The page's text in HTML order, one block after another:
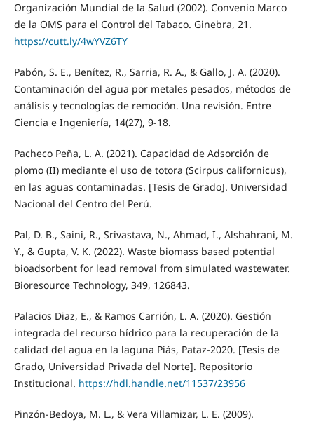
Organización Mundial de la Salud (2002). Convenio Marco
de la OMS para el Control del Tabaco. Ginebra, 21.
https://cutt.ly/4wYVZ6TY
Pabón, S. E., Benítez, R., Sarria, R. A., & Gallo, J. A. (2020).
Contaminación del agua por metales pesados, métodos de
análisis y tecnologías de remoción. Una revisión. Entre
Ciencia e Ingeniería, 14(27), 9-18.
Pacheco Peña, L. A. (2021). Capacidad de Adsorción de
plomo (II) mediante el uso de totora (Scirpus californicus),
en las aguas contaminadas. [Tesis de Grado]. Universidad
Nacional del Centro del Perú.
Pal, D. B., Saini, R., Srivastava, N., Ahmad, I., Alshahrani, M.
Y., & Gupta, V. K. (2022). Waste biomass based potential
bioadsorbent for lead removal from simulated wastewater.
Bioresource Technology, 349, 126843.
Palacios Diaz, E., & Ramos Carrión, L. A. (2020). Gestión
integrada del recurso hídrico para la recuperación de la
calidad del agua en la laguna Piás, Pataz-2020. [Tesis de
Grado, Universidad Privada del Norte]. Repositorio
Institucional. https://hdl.handle.net/11537/23956
Pinzón-Bedoya, M. L., & Vera Villamizar, L. E. (2009).